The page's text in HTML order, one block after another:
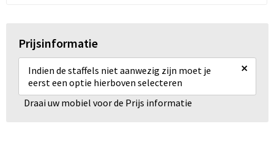
Prijsinformatie
Indien de staffels niet aanwezig zijn moet je
eerst een optie hierboven selecteren
×
Draai uw mobiel voor de Prijs informatie